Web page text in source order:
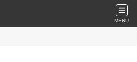
MENU